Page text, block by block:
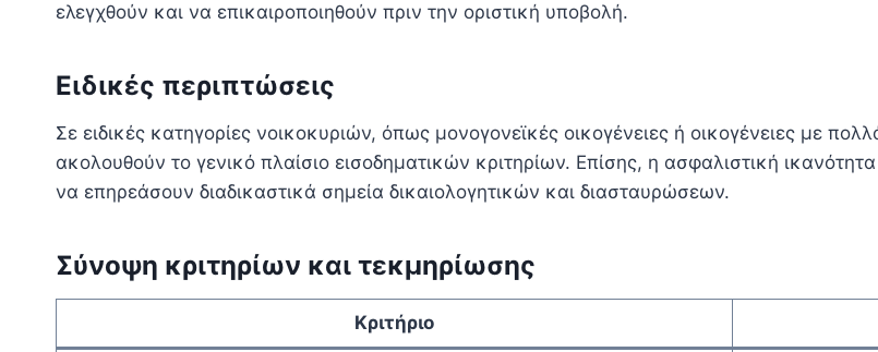
ελεγχθούν και να επικαιροποιηθούν πριν την οριστική υποβολή.
Ειδικές περιπτώσεις
Σε ειδικές κατηγορίες νοικοκυριών, όπως μονογονεϊκές οικογένειες ή οικογένειες με
ακολουθούν το γενικό πλαίσιο εισοδηματικών κριτηρίων. Επίσης, η ασφαλιστική
να επηρεάσουν διαδικαστικά σημεία δικαιολογητικών και διασταυρώσεων.
Σύνοψη κριτηρίων και τεκμηρίωσης
Κριτήριο